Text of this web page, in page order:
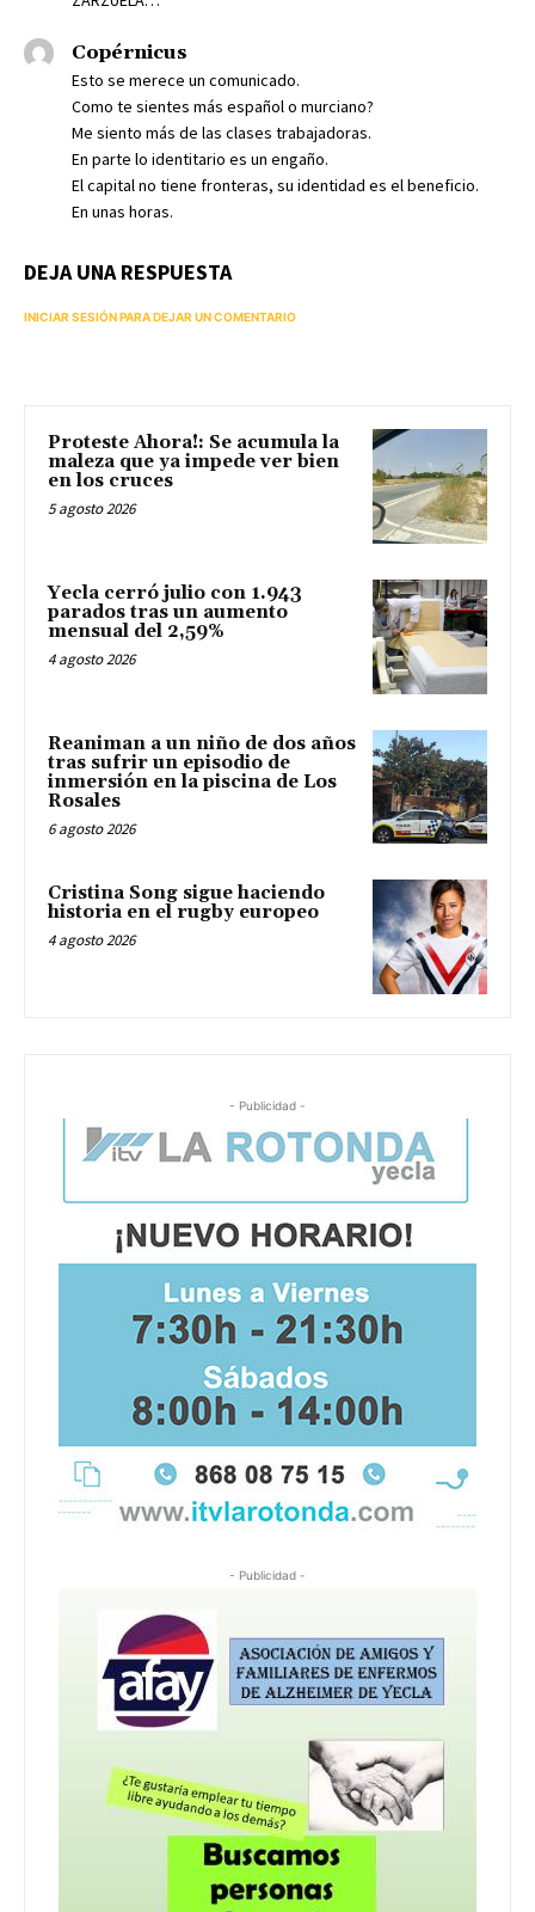
Copérnicus
Esto se merece un comunicado.
Como te sientes más español o murciano?
Me siento más de las clases trabajadoras.
En parte lo identitario es un engaño.
El capital no tiene fronteras, su identidad es el beneficio.
En unas horas.
DEJA UNA RESPUESTA
INICIAR SESIÓN PARA DEJAR UN COMENTARIO
Proteste Ahora!: Se acumula la
maleza que ya impede ver bien
en los cruces
5 agosto 2026
Yecla cerró julio con 1.943
parados tras un aumento
mensual del 2,59%
4 agosto 2026
Reaniman a un niño de dos años
tras sufrir un episodio de
inmersión en la piscina de Los
Rosales
6 agosto 2026
Cristina Song sigue haciendo
historia en el rugby europeo
4 agosto 2026
- Publicidad -
- Publicidad -